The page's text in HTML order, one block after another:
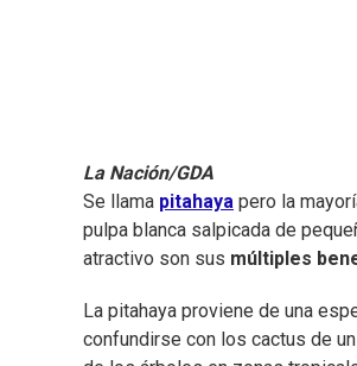
La Nación/GDA
Se llama pitahaya pero la
pulpa blanca salpicada de
atractivo son sus múltiples
La pitahaya proviene de una
confundirse con los cactus de